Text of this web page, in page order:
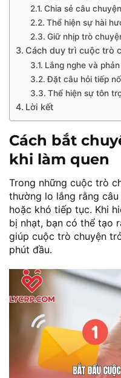
Chia sẻ câu
Thể hiện sự hài
Giữ nhịp trò
Cách duy trì cuộc trò
Lắng nghe và
Đặt câu hỏi tiếp
Thể hiện sự tôn
Lời kết
Cách bắt
khi làm quen
Trong những cuộc trò
thường lo lắng rằng
hoặc khó tiếp tục. Khi
bị nhạt, bạn có thể tạo
giúp cuộc trò chuyện
phút đầu.